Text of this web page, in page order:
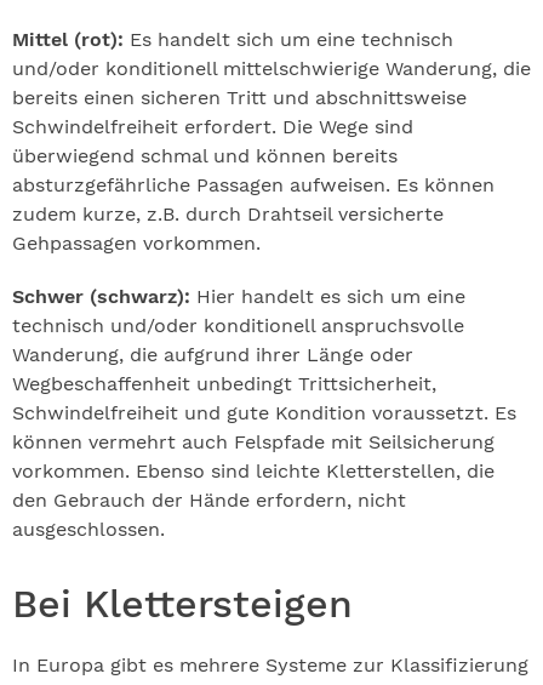
Mittel (rot): Es handelt sich um eine technisch
und/oder konditionell mittelschwierige Wanderung, die
bereits einen sicheren Tritt und abschnittsweise
Schwindelfreiheit erfordert. Die Wege sind
überwiegend schmal und können bereits
absturzgefährliche Passagen aufweisen. Es können
zudem kurze, z.B. durch Drahtseil versicherte
Gehpassagen vorkommen.
Schwer (schwarz): Hier handelt es sich um eine
technisch und/oder konditionell anspruchsvolle
Wanderung, die aufgrund ihrer Länge oder
Wegbeschaffenheit unbedingt Trittsicherheit,
Schwindelfreiheit und gute Kondition voraussetzt. Es
können vermehrt auch Felspfade mit Seilsicherung
vorkommen. Ebenso sind leichte Kletterstellen, die
den Gebrauch der Hände erfordern, nicht
ausgeschlossen.
Bei Klettersteigen
In Europa gibt es mehrere Systeme zur Klassifizierung